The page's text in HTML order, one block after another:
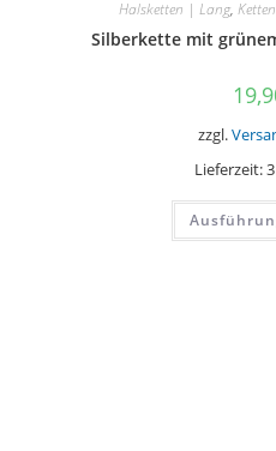
Halsketten | Lang,
Silberkette mit
zzgl.
Lieferzeit: